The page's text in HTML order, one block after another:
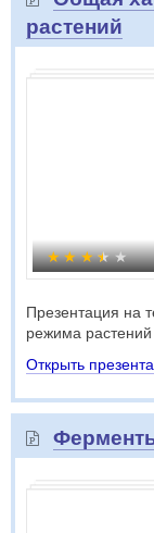
растений
Презентация на
режима растений
Открыть